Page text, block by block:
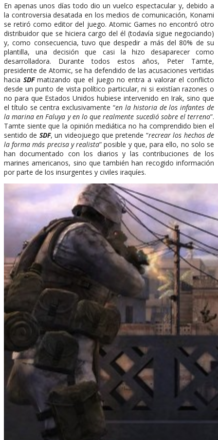
En apenas unos días todo dio un vuelco espectacular y, debido a
la controversia desatada en los medios de comunicación, Konami
se retiró como editor del juego. Atomic Games no encontró otro
distribuidor que se hiciera cargo del él (todavía sigue negociando)
y, como consecuencia, tuvo que despedir a más del 80% de su
plantilla, una decisión que casi la hizo desaparecer como
desarrolladora. Durante todos estos años, Peter Tamte,
presidente de Atomic, se ha defendido de las acusaciones vertidas
hacia SDFmatizando que el juego no entra a valorar el conflicto
desde un punto de vista político particular, ni si existían razones o
no para que Estados Unidos hubiese intervenido en Irak, sino que
el título se centra exclusivamente “en la historia de los infantes de
la marina en Faluya y en lo que realmente sucedió sobre el terreno”.
Tamte siente que la opinión mediática no ha comprendido bien el
sentido de SDF, un videojuego que pretende “recrear los hechos de
la forma más precisa y realista” posible y que, para ello, no solo se
han documentado con los diarios y las contribuciones de los
marines americanos, sino que también han recogido información
por parte de los insurgentes y civiles iraquíes.